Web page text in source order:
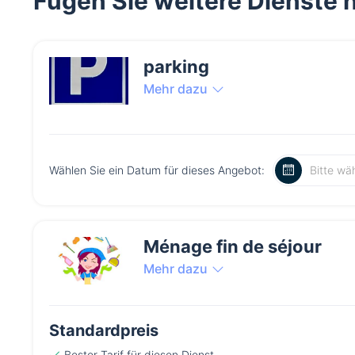
parking
Mehr dazu
Wählen Sie ein Datum für dieses Angebot:
Ménage fin de séjour
Mehr dazu
Standardpreis